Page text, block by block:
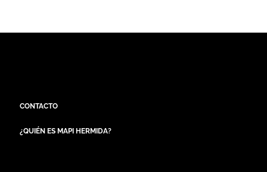
CONTACTO
¿QUIÉN ES MAPI HERMIDA?